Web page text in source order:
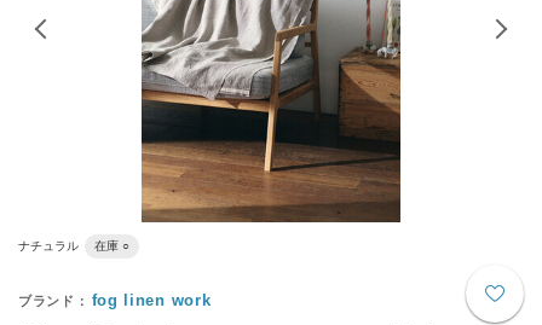
ナチュラル 在庫 ○
fog linen work